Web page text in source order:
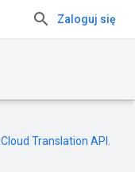
Zaloguj się
Cloud Translation API